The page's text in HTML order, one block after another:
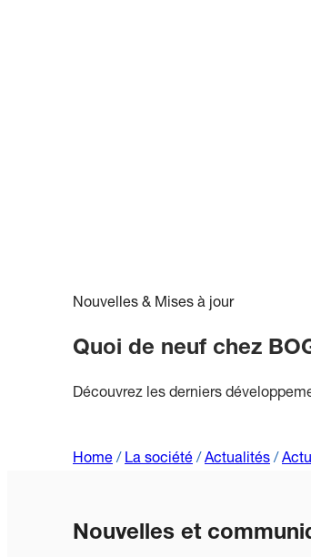
Nouvelles & Mises à jour
Quoi de neuf chez
Découvrez les derniers
Home / La société / Actualités /
Nouvelles et